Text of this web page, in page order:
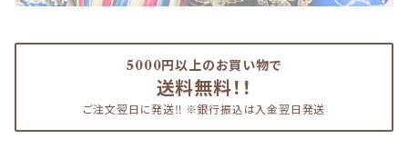
5000円以上のお買い物で
送料無料！！
ご注文翌日に発送‼︎ ※銀行振込は入金翌日発送